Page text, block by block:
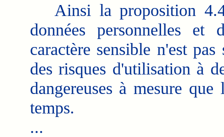
Ainsi la proposition 4.4
données personnelles et
caractère sensible n'est
des risques d'utilisation à
dangereuses à mesure
temps.
...